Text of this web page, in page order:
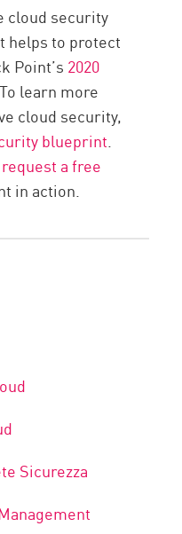
cloud security
helps to protect
Point’s 2020
learn more
cloud security,
blueprint.
request a free
in action.
Sicurezza